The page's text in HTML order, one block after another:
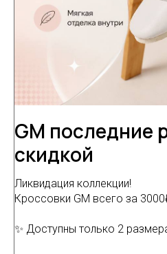
GM последние
скидкой
Ликвидация коллекции!
Кроссовки GM всего за
✨ Доступны только 2